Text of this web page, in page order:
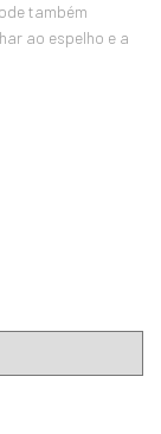
também
ao espelho e a